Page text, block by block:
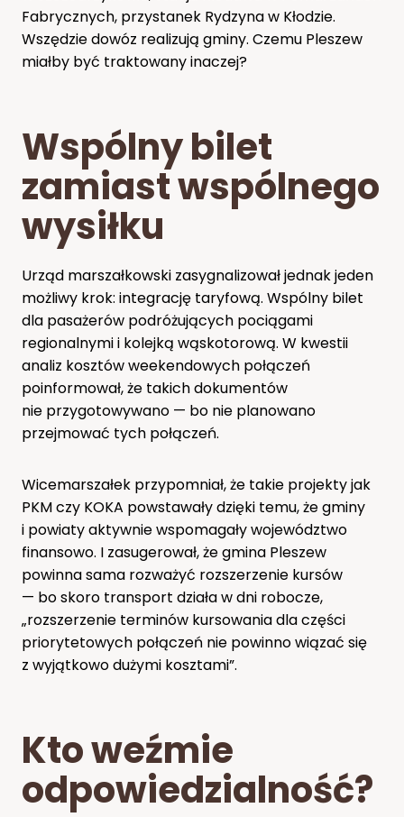
Fabrycznych, przystanek Rydzyna w Kłodzie.
Wszędzie dowóz realizują gminy. Czemu Pleszew
miałby być traktowany inaczej?
Wspólny bilet
zamiast wspólnego
wysiłku
Urząd marszałkowski zasygnalizował jednak jeden
możliwy krok: integrację taryfową. Wspólny bilet
dla pasażerów podróżujących pociągami
regionalnymi i kolejką wąskotorową. W kwestii
analiz kosztów weekendowych połączeń
poinformował, że takich dokumentów
nie przygotowywano — bo nie planowano
przejmować tych połączeń.
Wicemarszałek przypomniał, że takie projekty jak
PKM czy KOKA powstawały dzięki temu, że gminy
i powiaty aktywnie wspomagały województwo
finansowo. I zasugerował, że gmina Pleszew
powinna sama rozważyć rozszerzenie kursów
— bo skoro transport działa w dni robocze,
„rozszerzenie terminów kursowania dla części
priorytetowych połączeń nie powinno wiązać się
z wyjątkowo dużymi kosztami”.
Kto weźmie
odpowiedzialność?